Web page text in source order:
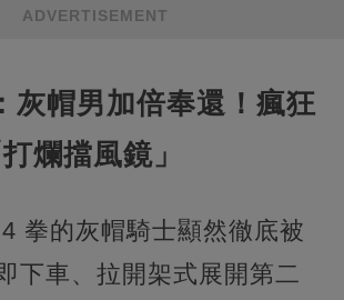
ADVERTISEMENT
灰帽男加倍奉還！瘋狂
爛擋風鏡」
拳的灰帽騎士顯然徹底被
下車、拉開架式展開第二